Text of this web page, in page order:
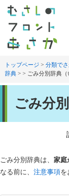
す
。
し
て
トップページ > 分類で
辞典 > > ごみ分別辞典（
ごみ分
ごみ分別辞典は、 家庭
なる前に、 注意事項を